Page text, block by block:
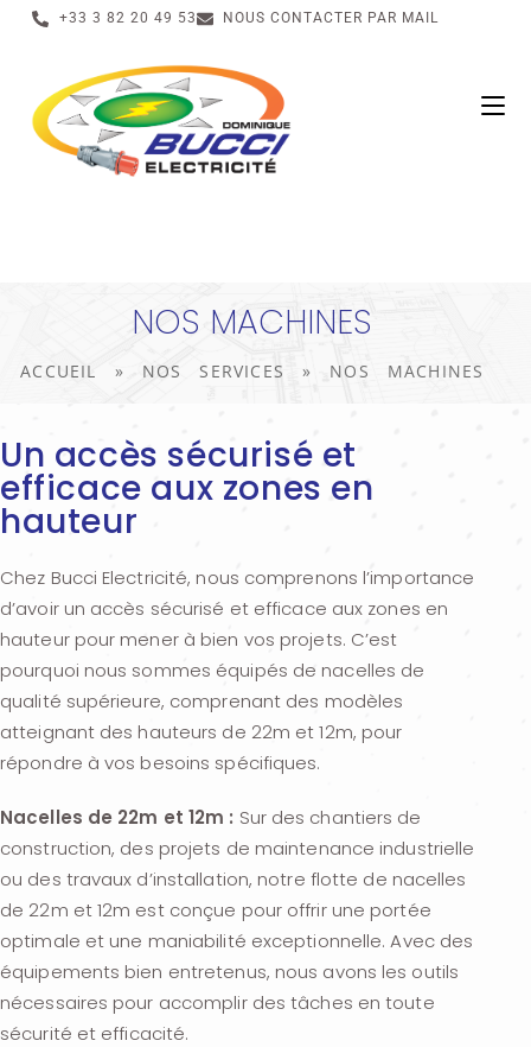
+33 3 82 20 49 53 NOUS CONTACTER PAR MAIL
NOS MACHINES
ACCUEIL » NOS SERVICES » NOS MACHINES
Un accès sécurisé et
efficace aux zones en
hauteur
Chez Bucci Electricité, nous comprenons l’importance
d’avoir un accès sécurisé et efficace aux zones en
hauteur pour mener à bien vos projets. C’est
pourquoi nous sommes équipés de nacelles de
qualité supérieure, comprenant des modèles
atteignant des hauteurs de 22m et 12m, pour
répondre à vos besoins spécifiques.
Nacelles de 22m et 12m : Sur des chantiers de
construction, des projets de maintenance industrielle
ou des travaux d’installation, notre flotte de nacelles
de 22m et 12m est conçue pour offrir une portée
optimale et une maniabilité exceptionnelle. Avec des
équipements bien entretenus, nous avons les outils
nécessaires pour accomplir des tâches en toute
sécurité et efficacité.